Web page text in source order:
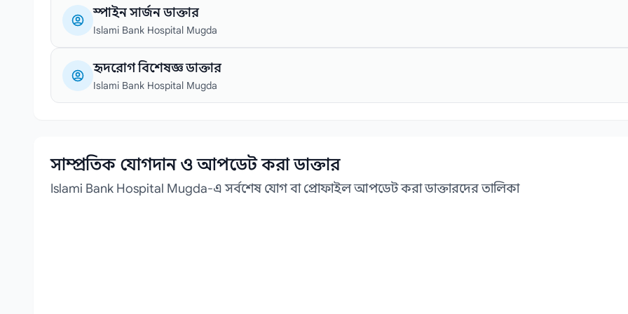
স্পাইন সার্জন ডাক্তার
Islami Bank Hospital Mugda
হৃদরোগ বিশেষজ্ঞ ডাক্তার
Islami Bank Hospital Mugda
সাম্প্রতিক যোগদান ও আপডেট করা ডাক্তার
Islami Bank Hospital Mugda-এ সর্বশেষ যোগ বা প্রোফাইল আপডেট করা ডাক্তারদের তালিকা